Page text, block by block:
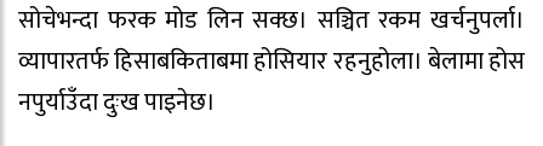
सोचेभन्दा फरक मोड लिन सक्छ। सञ्चित रकम खर्चनुपर्ला।
व्यापारतर्फ हिसाबकिताबमा होसियार रहनुहोला। बेलामा होस
नपुर्याउँदा दुःख पाइनेछ।